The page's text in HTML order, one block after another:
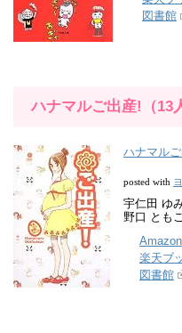
図書館
ハナマルご出産!（13
ハナマル
posted with
宇仁田 ゆ
野口 とも
Amazon
楽天ブ
図書館